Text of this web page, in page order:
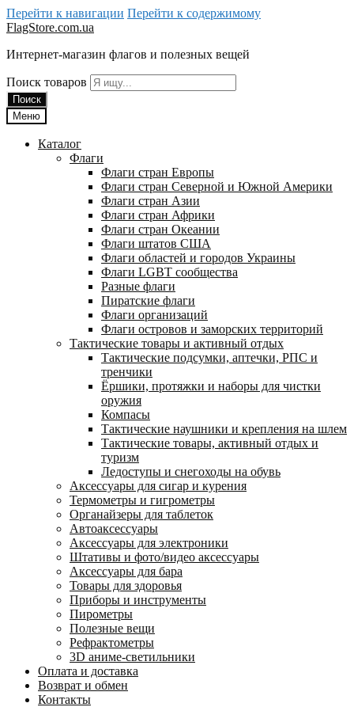
Перейти к навигации Перейти к содержимому
FlagStore.com.ua
Интернет-магазин флагов и полезных вещей
Поиск товаров
Поиск
Меню
Каталог
Флаги
Флаги стран Европы
Флаги стран Северной и Южной Америки
Флаги стран Азии
Флаги стран Африки
Флаги стран Океании
Флаги штатов США
Флаги областей и городов Украины
Флаги LGBT сообщества
Разные флаги
Пиратские флаги
Флаги организаций
Флаги островов и заморских территорий
Тактические товары и активный отдых
Тактические подсумки, аптечки, РПС и
тренчики
Ëршики, протяжки и наборы для чистки
оружия
Компасы
Тактические наушники и крепления на шлем
Тактические товары, активный отдых и
туризм
Ледоступы и снегоходы на обувь
Аксессуары для сигар и курения
Термометры и гигрометры
Органайзеры для таблеток
Автоаксессуары
Аксессуары для электроники
Штативы и фото/видео аксессуары
Аксессуары для бара
Товары для здоровья
Приборы и инструменты
Пирометры
Полезные вещи
Рефрактометры
3D аниме-светильники
Оплата и доставка
Возврат и обмен
Контакты